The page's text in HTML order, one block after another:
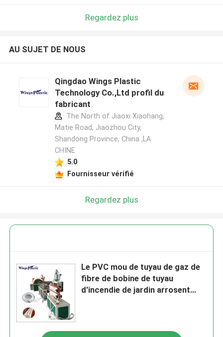
Regardez plus
AU SUJET DE NOUS
Qingdao Wings Plastic
Technology Co.,Ltd profil du
fabricant
The North of Jiaoxi Xiaohang,
Matie Road, Jiaozhou City,
Shandong Province, China ,LA
CHINE
5.0
Fournisseur vérifié
Regardez plus
Le PVC mou de tuyau de gaz de
fibre de bobine de tuyau
d'incendie de jardin arrosent